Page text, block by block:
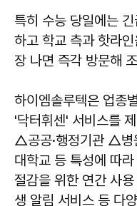
특히 수능 당일에는
하고 학교 측과 핫라
장 나면 즉각 방문해
하이엠솔루텍은 업종
'닥터휘센' 서비스를
△공공·행정기관 △병
대학교 등 특성에 따
절감을 위한 연간 사
생 알림 서비스 등 다